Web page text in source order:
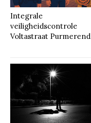
Integrale
veiligheidscontrole
Voltastraat Purmerend